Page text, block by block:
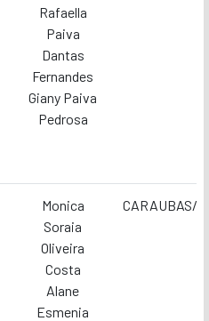
Rafaella
Paiva
Dantas
Fernandes
Giany Paiva
Pedrosa
Monica
Soraia
Oliveira
Costa
Alane
Esmenia
CARAUBAS/